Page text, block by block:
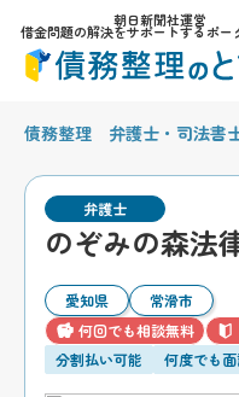
朝日新聞社運営
借金問題の解決をサポートするポー
債務整理 弁護士・司法書
弁護士
のぞみの森法
愛知県
常滑市
何回でも相談無料
分割払い可能
何度でも